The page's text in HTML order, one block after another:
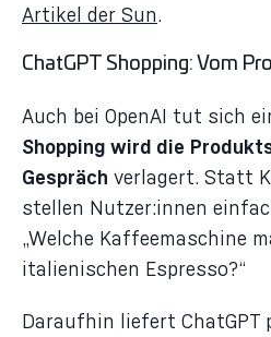
Artikel der Sun.
ChatGPT Shopping: Vom
Auch bei OpenAI tut sich
Shopping wird die
Gespräch verlagert. Statt
stellen Nutzer:innen
„Welche Kaffeemaschine
italienischen Espresso?“
Daraufhin liefert ChatGPT